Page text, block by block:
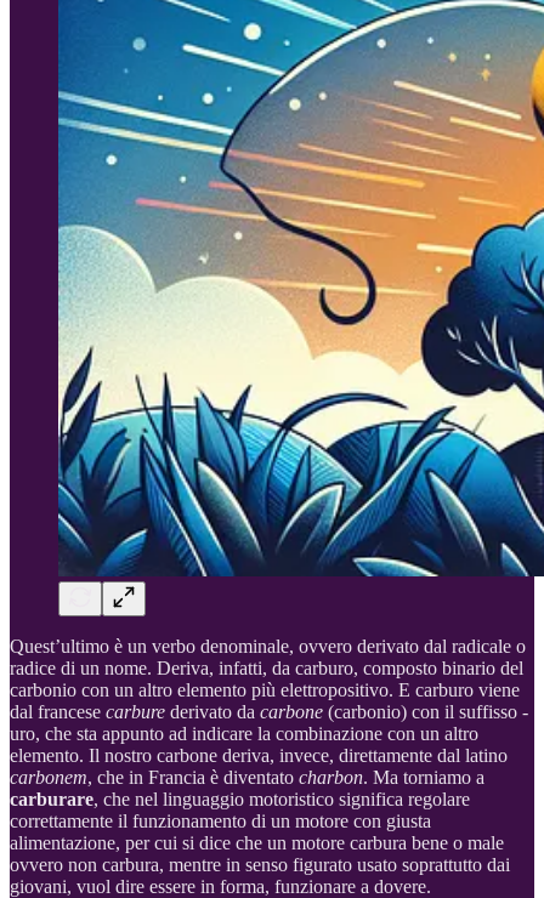
Quest’ultimo è un verbo denominale, ovvero derivato dal radicale o
radice di un nome. Deriva, infatti, da carburo, composto binario del
carbonio con un altro elemento più elettropositivo. E carburo viene
dal francese carbure derivato da carbone (carbonio) con il suffisso -
uro, che sta appunto ad indicare la combinazione con un altro
elemento. Il nostro carbone deriva, invece, direttamente dal latino
carbonem, che in Francia è diventato charbon. Ma torniamo a
carburare, che nel linguaggio motoristico significa regolare
correttamente il funzionamento di un motore con giusta
alimentazione, per cui si dice che un motore carbura bene o male
ovvero non carbura, mentre in senso figurato usato soprattutto dai
giovani, vuol dire essere in forma, funzionare a dovere.